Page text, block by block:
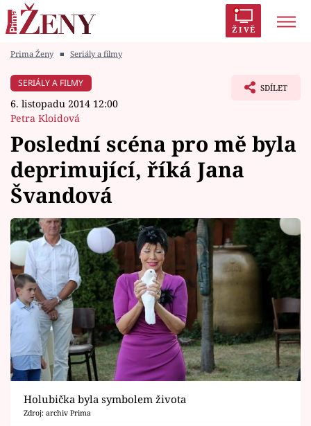
ŽIVĚ
Módní alarm
Témata
Celebrity
Vztahy
Seriály
Horoskopy
Sledujte prima+
Filmový festival Karlovy Vary
Pořady
Prima Ženy ■ Seriály a filmy
SERIÁLY A FILMY
6. listopadu 2014 12:00
Petra Kloidová
SDÍLET
Poslední scéna pro mě byla
deprimující, říká Jana
Švandová
Holubička byla symbolem života
Zdroj: archiv Prima